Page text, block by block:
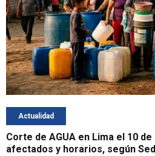
Actualidad
Corte de AGUA en Lima el 10
afectados y horarios, según